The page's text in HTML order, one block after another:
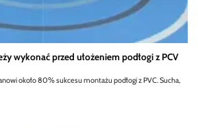
wykonać przed ułożeniem podłogi z PCV
około 80% sukcesu montażu podłogi z PVC. Sucha,